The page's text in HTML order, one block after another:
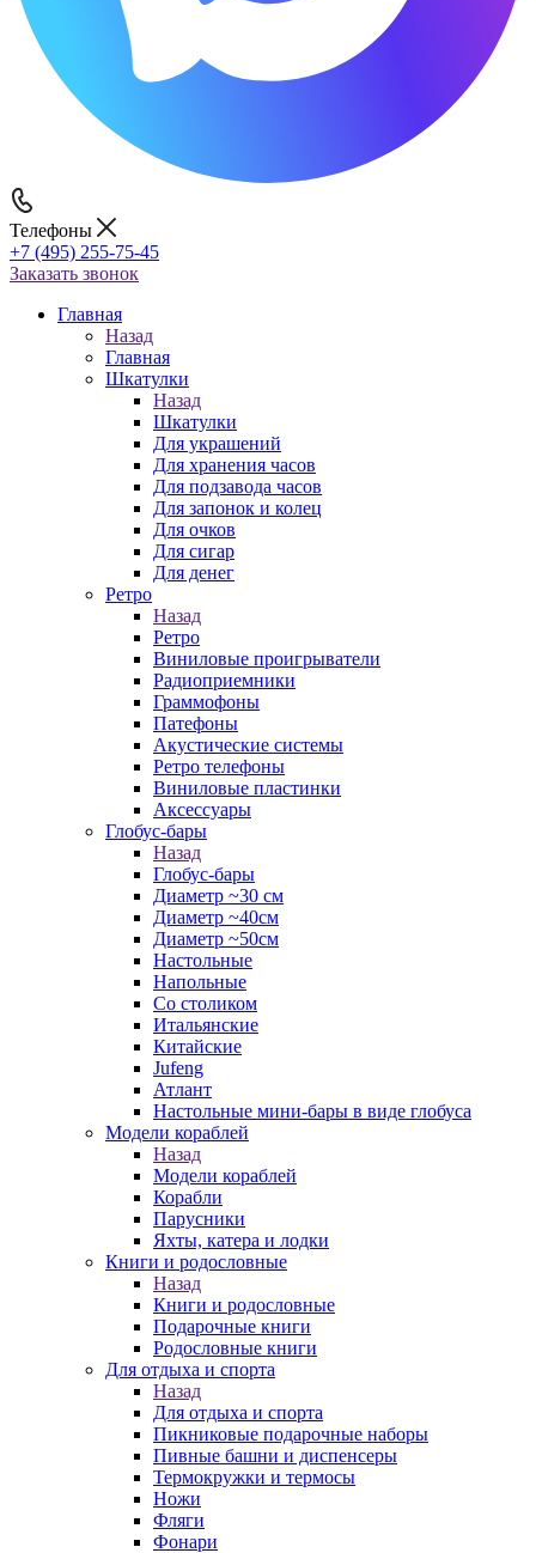
Телефоны
+7 (495) 255-75-45
Заказать звонок
Главная
Назад
Главная
Шкатулки
Назад
Шкатулки
Для украшений
Для хранения часов
Для подзавода часов
Для запонок и колец
Для очков
Для сигар
Для денег
Ретро
Назад
Ретро
Виниловые проигрыватели
Радиоприемники
Граммофоны
Патефоны
Акустические системы
Ретро телефоны
Виниловые пластинки
Аксессуары
Глобус-бары
Назад
Глобус-бары
Диаметр ~30 см
Диаметр ~40см
Диаметр ~50см
Настольные
Напольные
Со столиком
Итальянские
Китайские
Jufeng
Атлант
Настольные мини-бары в виде глобуса
Модели кораблей
Назад
Модели кораблей
Корабли
Парусники
Яхты, катера и лодки
Книги и родословные
Назад
Книги и родословные
Подарочные книги
Родословные книги
Для отдыха и спорта
Назад
Для отдыха и спорта
Пикниковые подарочные наборы
Пивные башни и диспенсеры
Термокружки и термосы
Ножи
Фляги
Фонари